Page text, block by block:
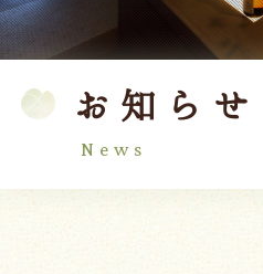
お知らせ
News
TOP
温泉
料理
館内